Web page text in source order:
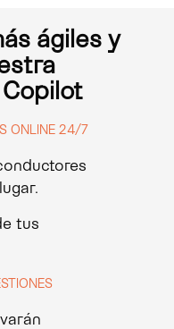
ágiles y
ONLINE 24/7
tus